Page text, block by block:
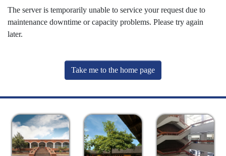
The server is temporarily unable to service your request due to
maintenance downtime or capacity problems. Please try again
later.
Take me to the home page